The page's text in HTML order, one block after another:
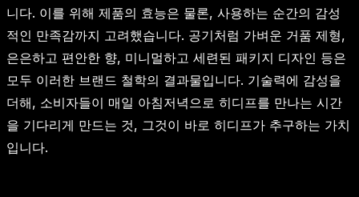
니다. 이를 위해 제품의 효능은 물론, 사용하는 순간의 감성
적인 만족감까지 고려했습니다. 공기처럼 가벼운 거품 제형,
은은하고 편안한 향, 미니멀하고 세련된 패키지 디자인 등은
모두 이러한 브랜드 철학의 결과물입니다. 기술력에 감성을
더해, 소비자들이 매일 아침저녁으로 히디프를 만나는 시간
을 기다리게 만드는 것, 그것이 바로 히디프가 추구하는 가치
입니다.